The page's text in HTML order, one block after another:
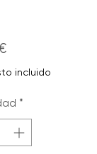
Precio
incluido
*